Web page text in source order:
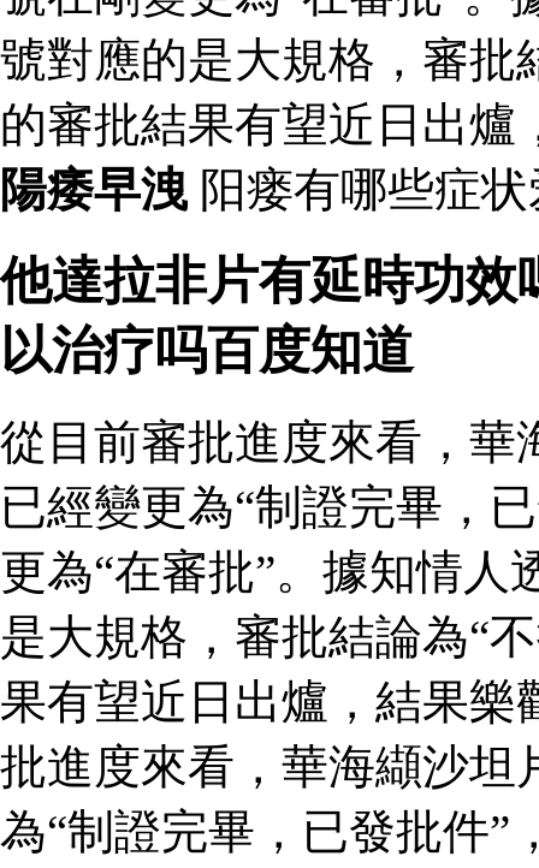
號對應的是大規格，審批
的審批結果有望近日出
陽痿早洩 阳瘘有哪些症
他達拉非片有延時功
以治疗吗百度知道
從目前審批進度來看，華
已經變更為“制證完畢，
更為“在審批”。據知情
是大規格，審批結論為“
果有望近日出爐，結果樂
批進度來看，華海纈沙坦
為“制證完畢，已發批件”